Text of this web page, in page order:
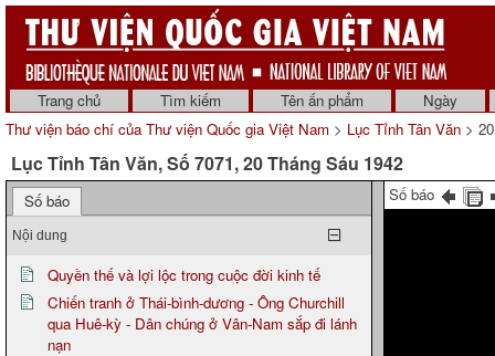
Trang chủ Tìm kiếm Tên ấn phẩm
Ngày
Thư viện báo chí của Thư viện Quốc gia Việt Nam > Lục Tỉnh Tân Văn >
Lục Tỉnh Tân Văn, Số 7071, 20 Tháng Sáu 1942
Số báo
Nội dung
Quyền thế và lợi lộc trong cuộc đời kinh tế
Chiến tranh ở Thái-bình-dương - Ông Churchill
qua Huê-kỳ - Dân chúng ở Vân-Nam sắp đi lánh
nạn
Số báo